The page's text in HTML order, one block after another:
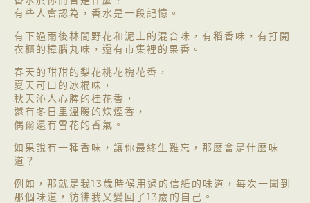
有些人會認為，香水是一段記憶。
有下過雨後林間野花和泥土的混合味，有稻香味，有打開
衣櫃的樟腦丸味，還有市集裡的果香。
春天的甜甜的梨花桃花槐花香，
夏天可口的冰棍味，
秋天沁人心脾的桂花香，
還有冬日里溫暖的炊煙香，
偶爾還有雪花的香氣。
如果說有一種香味，讓你最終生難忘，那麼會是什麼味
道？
例如，那就是我13歲時候用過的信紙的味道，每次一聞到
那個味道，彷彿我又變回了13歲的自己。